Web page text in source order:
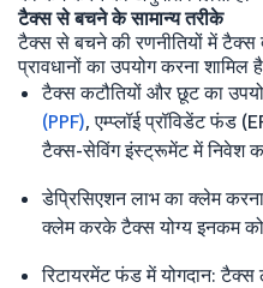
टैक्स से बचने के सामान्य तरीके
टैक्स से बचने की रणनीतियों में टैक्स
प्रावधानों का उपयोग करना शामिल
टैक्स कटौतियों और छूट का
(PPF), एम्प्लॉई प्रॉविडेंट फंड
टैक्स-सेविंग इंस्ट्रूमेंट में निवेश
डेप्रिसिएशन लाभ का क्लेम
क्लेम करके टैक्स योग्य इनकम
रिटायरमेंट फंड में योगदान: